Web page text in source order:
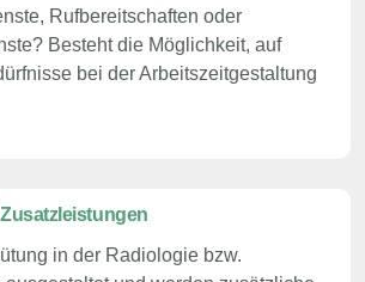
Rufbereitschaften oder
Besteht die Möglichkeit, auf
bei der Arbeitszeitgestaltung
in der Radiologie bzw.